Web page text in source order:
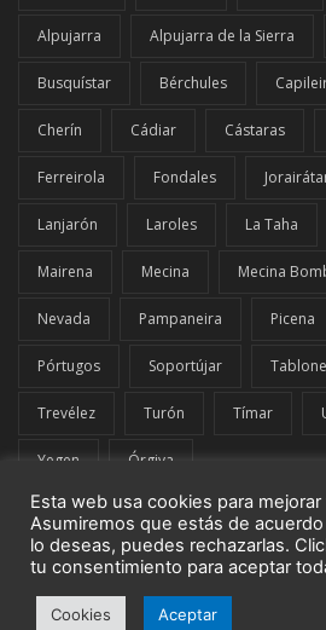
Alpujarra Alpujarra de la Sierra
Busquístar Bérchules
Cherín Cádiar Cástaras
Ferreirola Fondales
Lanjarón Laroles La Taha
Mairena Mecina Mecina
Nevada Pampaneira Picena
Pórtugos Soportújar
Trevélez Turón Tímar
Yegen Órgiva
© El Comarcal de La Alpujarra | G42849919
reservados.
Esta web usa cookies para
Asumiremos que estás de
lo deseas, puedes rechazarlas.
tu consentimiento para aceptar
Cookies Aceptar